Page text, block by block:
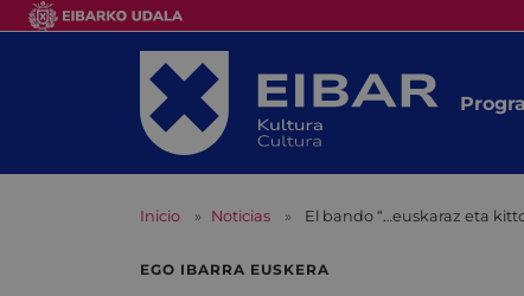
Inicio Noticias El bando “…euskaraz eta
EGO IBARRA EUSKERA